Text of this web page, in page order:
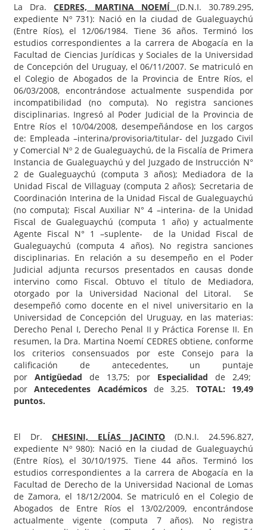
La Dra.CEDRES, MARTINA NOEMÍ (D.N.I. 30.789.295,
expediente Nº 731): Nació en la ciudad de Gualeguaychú
(Entre Ríos), el 12/06/1984. Tiene 36 años. Terminó los
estudios correspondientes a la carrera de Abogacía en la
Facultad de Ciencias Jurídicas y Sociales de la Universidad
de Concepción del Uruguay, el 06/11/2007. Se matriculó en
el Colegio de Abogados de la Provincia de Entre Ríos, el
06/03/2008, encontrándose actualmente suspendida por
incompatibilidad (no computa). No registra sanciones
disciplinarias. Ingresó al Poder Judicial de la Provincia de
Entre Ríos el 10/04/2008, desempeñándose en los cargos
de: Empleada –interina/provisoria/titular- del Juzgado Civil
y Comercial Nº 2 de Gualeguaychú, de la Fiscalía de Primera
Instancia de Gualeguaychú y del Juzgado de Instrucción N°
2 de Gualeguaychú (computa 3 años); Mediadora de la
Unidad Fiscal de Villaguay (computa 2 años); Secretaria de
Coordinación Interina de la Unidad Fiscal de Gualeguaychú
(no computa); Fiscal Auxiliar N° 4 –interina- de la Unidad
Fiscal de Gualeguaychú (computa 1 año) y actualmente
Agente Fiscal N° 1 –suplente- de la Unidad Fiscal de
Gualeguaychú (computa 4 años). No registra sanciones
disciplinarias. En relación a su desempeño en el Poder
Judicial adjunta recursos presentados en causas donde
intervino como Fiscal. Obtuvo el título de Mediadora,
otorgado por la Universidad Nacional del Litoral. Se
desempeñó como docente en el nivel universitario en la
Universidad de Concepción del Uruguay, en las materias:
Derecho Penal I, Derecho Penal II y Práctica Forense II. En
resumen, la Dra. Martina Noemí CEDRES obtiene, conforme
los criterios consensuados por este Consejo para la
calificación de antecedentes, un puntaje
por Antigüedad de 13,75; por Especialidad de 2,49;
porAntecedentes Académicosde 3,25. TOTAL: 19,49
puntos.
El Dr. CHESINI, ELÍAS JACINTO (D.N.I. 24.596.827,
expediente Nº 980): Nació en la ciudad de Gualeguaychú
(Entre Ríos), el 30/10/1975. Tiene 44 años. Terminó los
estudios correspondientes a la carrera de Abogacía en la
Facultad de Derecho de la Universidad Nacional de Lomas
de Zamora, el 18/12/2004. Se matriculó en el Colegio de
Abogados de Entre Ríos el 13/02/2009, encontrándose
actualmente vigente (computa 7 años). No registra